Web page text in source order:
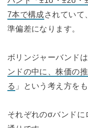
7本で構成されていて
準偏差になります。
ボリンジャーバンド
ンドの中に、株価の
る 」という考え方を
それぞれのσバンド